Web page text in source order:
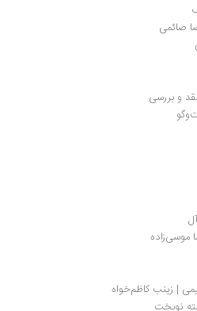
صائمی
و بررسی
موسی‌زاده
| زینب کاظم‌خواه
نوبخت